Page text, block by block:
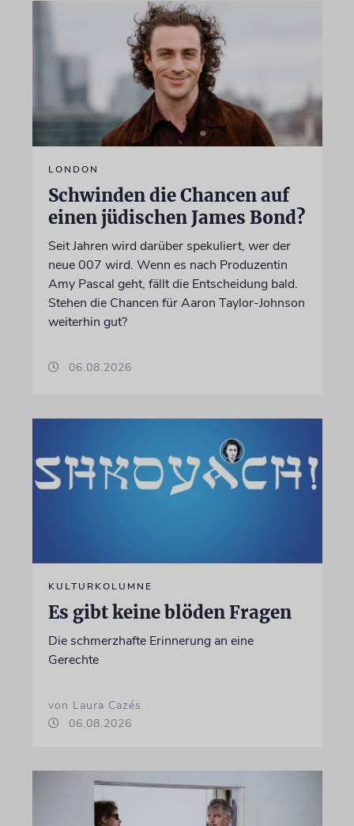
LONDON
Schwinden die Chancen auf
einen jüdischen James Bond?
Seit Jahren wird darüber spekuliert, wer der
neue 007 wird. Wenn es nach Produzentin
Amy Pascal geht, fällt die Entscheidung bald.
Stehen die Chancen für Aaron Taylor-Johnson
weiterhin gut?
06.08.2026
KULTURKOLUMNE
Es gibt keine blöden Fragen
Die schmerzhafte Erinnerung an eine
Gerechte
von Laura Cazés
06.08.2026